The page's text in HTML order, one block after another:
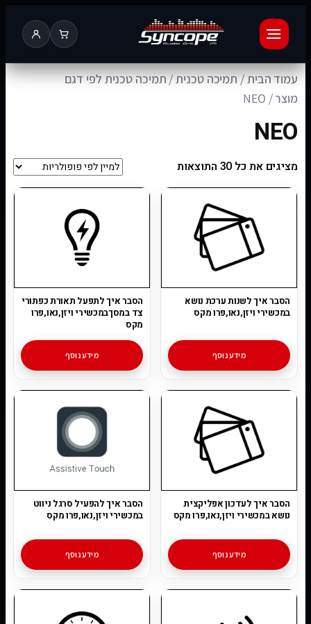
עמוד הבית/תמיכה טכנית/תמיכה טכנית לפי דגם
מוצר/ NEO
NEO
מציגים את כל ⁦30⁩ התוצאות
הסבר איך לשנות ערכת נושא
במכשירי ויזן,נאו,פרו מקס
מידע נוסף
הסבר איך לתפעל תאורת כפתורי
צד במסךבמכשירי ויזן,נאו,פרו
מקס
מידע נוסף
הסבר איך לעדכון אפליקצית
נושא במכשירי ויזן,נאו,פרו מקס
מידע נוסף
הסבר איך להפעיל סרגל ניווט
במכשירי ויזן,נאו,פרו מקס
מידע נוסף